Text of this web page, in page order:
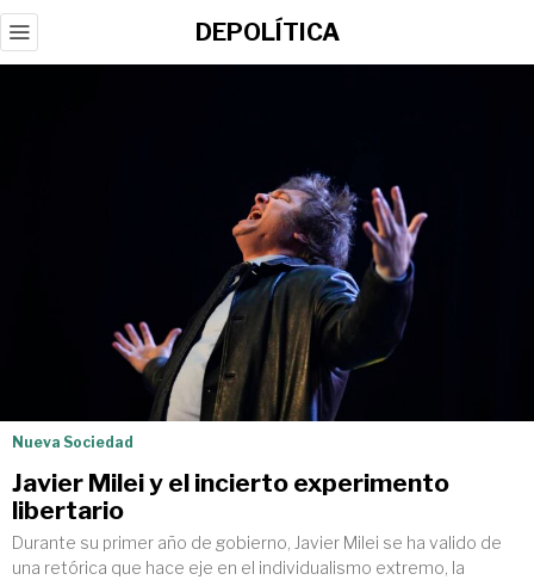
DEPOLÍTICA
Nueva Sociedad
Javier Milei y el incierto experimento
libertario
Durante su primer año de gobierno, Javier Milei se ha valido de
una retórica que hace eje en el individualismo extremo, la